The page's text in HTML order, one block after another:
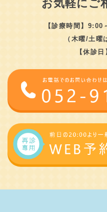
お気軽にご
【診療時間】
（木曜/土曜
【休診